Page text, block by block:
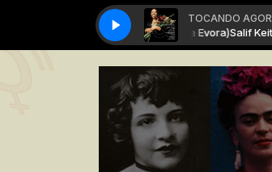
TOCANDO
Salif Keita - Yamore (ft. Cesaria Evora)Salif Keita